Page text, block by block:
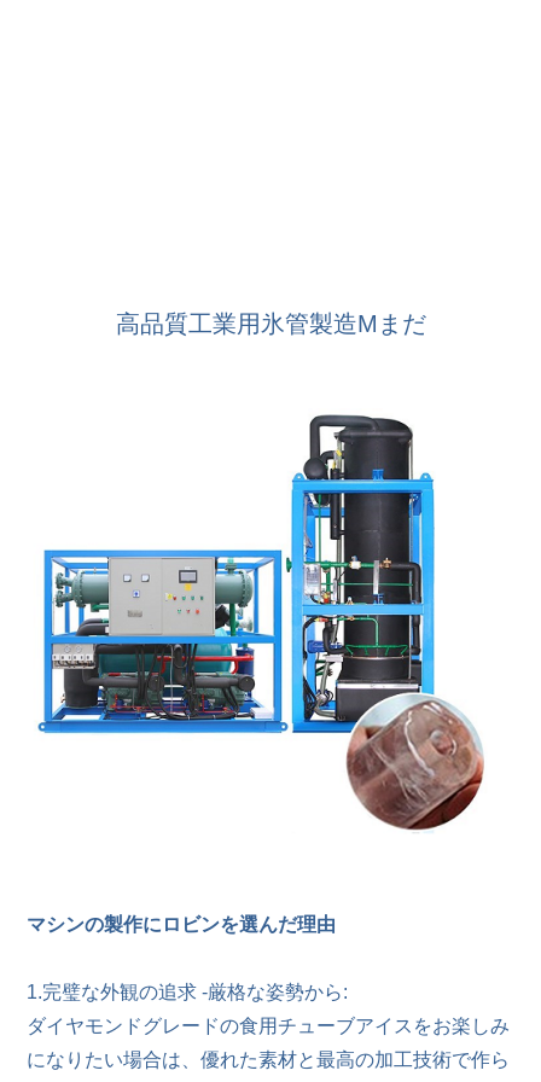
高品質工業用氷管製造M まだ
マシンの製作にロビンを選んだ理由
1.完璧な外観の追求 -厳格な姿勢から:
ダイヤモンドグレードの食用チューブアイスをお楽しみ
になりたい場合は、優れた素材と最高の加工技術で作ら